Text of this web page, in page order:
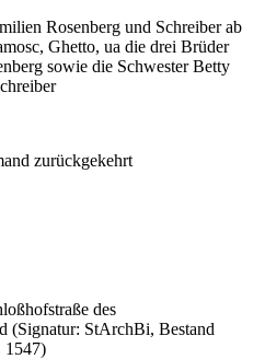
Rosenberg und Schreiber ab
Ghetto, ua die drei Brüder
sowie die Schwester Betty
zurückgekehrt
des
(Signatur: StArchBi, Bestand
1547)